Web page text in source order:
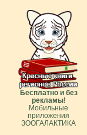
Бесплатно и без
рекламы!
Мобильные
приложения
ЗООГАЛАКТИКА